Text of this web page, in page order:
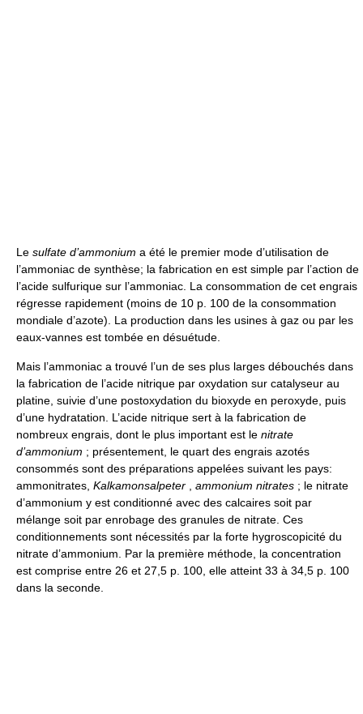
Le sulfate d’ammonium a été le premier mode d’utilisation de
l’ammoniac de synthèse; la fabrication en est simple par l’action de
l’acide sulfurique sur l’ammoniac. La consommation de cet engrais
régresse rapidement (moins de 10 p. 100 de la consommation
mondiale d’azote). La production dans les usines à gaz ou par les
eaux-vannes est tombée en désuétude.
Mais l’ammoniac a trouvé l’un de ses plus larges débouchés dans
la fabrication de l’acide nitrique par oxydation sur catalyseur au
platine, suivie d’une postoxydation du bioxyde en peroxyde, puis
d’une hydratation. L’acide nitrique sert à la fabrication de
nombreux engrais, dont le plus important est le nitrate
d’ammonium ; présentement, le quart des engrais azotés
consommés sont des préparations appelées suivant les pays:
ammonitrates, Kalkamonsalpeter ammonium nitrates ; le nitrate
d’ammonium y est conditionné avec des calcaires soit par
mélange soit par enrobage des granules de nitrate. Ces
conditionnements sont nécessités par la forte hygroscopicité du
nitrate d’ammonium. Par la première méthode, la concentration
est comprise entre 26 et 27,5 p. 100, elle atteint 33 à 34,5 p. 100
dans la seconde.